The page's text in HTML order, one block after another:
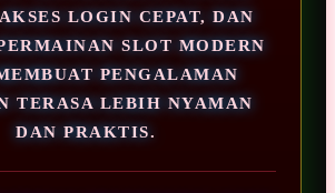
LOGIN CEPAT, DAN
SLOT MODERN
PENGALAMAN
TERASA LEBIH NYAMAN
DAN PRAKTIS.